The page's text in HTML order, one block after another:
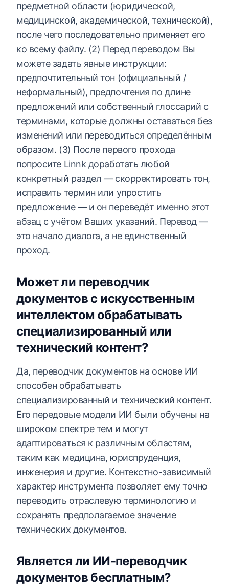
предметной области (юридической,
медицинской, академической, технической),
после чего последовательно применяет его
ко всему файлу. (2) Перед переводом Вы
можете задать явные инструкции:
предпочтительный тон (официальный /
неформальный), предпочтения по длине
предложений или собственный глоссарий с
терминами, которые должны оставаться без
изменений или переводиться определённым
образом. (3) После первого прохода
попросите Linnk доработать любой
конкретный раздел — скорректировать тон,
исправить термин или упростить
предложение — и он переведёт именно этот
абзац с учётом Ваших указаний. Перевод —
это начало диалога, а не единственный
проход.
Может ли переводчик
документов с искусственным
интеллектом обрабатывать
специализированный или
технический контент?
Да, переводчик документов на основе ИИ
способен обрабатывать
специализированный и технический контент.
Его передовые модели ИИ были обучены на
широком спектре тем и могут
адаптироваться к различным областям,
таким как медицина, юриспруденция,
инженерия и другие. Контекстно-зависимый
характер инструмента позволяет ему точно
переводить отраслевую терминологию и
сохранять предполагаемое значение
технических документов.
Является ли ИИ-переводчик
документов бесплатным?